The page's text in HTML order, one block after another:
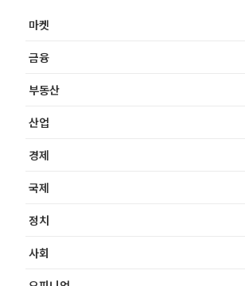
마켓
금융
부동산
산업
경제
국제
정치
사회